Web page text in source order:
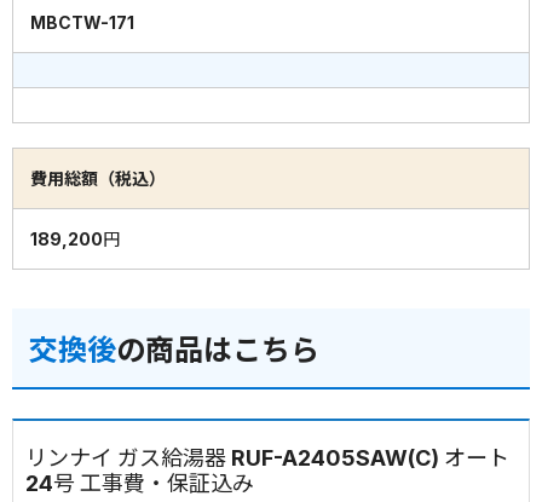
MBCTW-171
費用総額（税込）
189,200円
交換後の商品はこちら
リンナイ ガス給湯器 RUF-A2405SAW(C) オート
24号 工事費・保証込み